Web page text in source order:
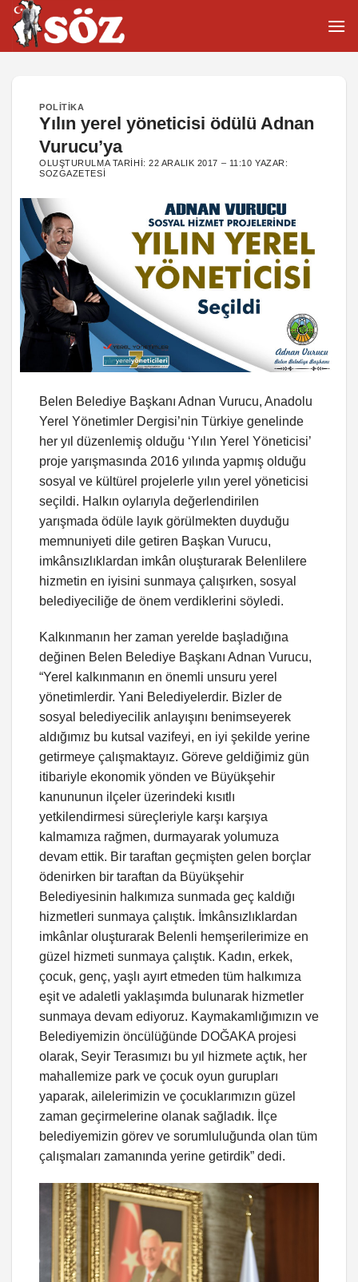
İçeriğe
atla
POLITIKA
Yılın yerel yöneticisi ödülü Adnan
Vurucu’ya
OLUŞTURULMA TARIHI:22 ARALIK 2017 – 11:10 YAZAR:
SOZGAZETESI
Belen Belediye Başkanı Adnan Vurucu, Anadolu
Yerel Yönetimler Dergisi’nin Türkiye genelinde
her yıl düzenlemiş olduğu ‘Yılın Yerel Yöneticisi’
proje yarışmasında 2016 yılında yapmış olduğu
sosyal ve kültürel projelerle yılın yerel yöneticisi
seçildi. Halkın oylarıyla değerlendirilen
yarışmada ödüle layık görülmekten duyduğu
memnuniyeti dile getiren Başkan Vurucu,
imkânsızlıklardan imkân oluşturarak Belenlilere
hizmetin en iyisini sunmaya çalışırken, sosyal
belediyeciliğe de önem verdiklerini söyledi.
Kalkınmanın her zaman yerelde başladığına
değinen Belen Belediye Başkanı Adnan Vurucu,
“Yerel kalkınmanın en önemli unsuru yerel
yönetimlerdir. Yani Belediyelerdir. Bizler de
sosyal belediyecilik anlayışını benimseyerek
aldığımız bu kutsal vazifeyi, en iyi şekilde yerine
getirmeye çalışmaktayız. Göreve geldiğimiz gün
itibariyle ekonomik yönden ve Büyükşehir
kanununun ilçeler üzerindeki kısıtlı
yetkilendirmesi süreçleriyle karşı karşıya
kalmamıza rağmen, durmayarak yolumuza
devam ettik. Bir taraftan geçmişten gelen borçlar
ödenirken bir taraftan da Büyükşehir
Belediyesinin halkımıza sunmada geç kaldığı
hizmetleri sunmaya çalıştık. İmkânsızlıklardan
imkânlar oluşturarak Belenli hemşerilerimize en
güzel hizmeti sunmaya çalıştık. Kadın, erkek,
çocuk, genç, yaşlı ayırt etmeden tüm halkımıza
eşit ve adaletli yaklaşımda bulunarak hizmetler
sunmaya devam ediyoruz. Kaymakamlığımızın ve
Belediyemizin öncülüğünde DOĞAKA projesi
olarak, Seyir Terasımızı bu yıl hizmete açtık, her
mahallemize park ve çocuk oyun gurupları
yaparak, ailelerimizin ve çocuklarımızın güzel
zaman geçirmelerine olanak sağladık. İlçe
belediyemizin görev ve sorumluluğunda olan tüm
çalışmaları zamanında yerine getirdik” dedi.